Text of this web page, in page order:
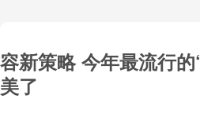
容新策略 今年最流行
美了